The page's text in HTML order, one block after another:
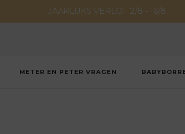
JAARLIJKS VERLOF 2/8 - 16/8
METER EN PETER VRAGEN